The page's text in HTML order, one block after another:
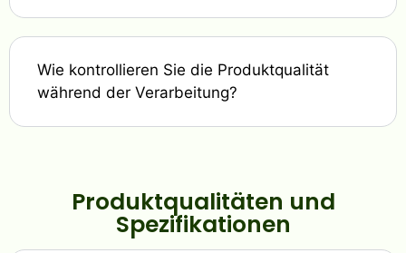
Wie kontrollieren Sie die Produktqualität
während der Verarbeitung?
Produktqualitäten und
Spezifikationen